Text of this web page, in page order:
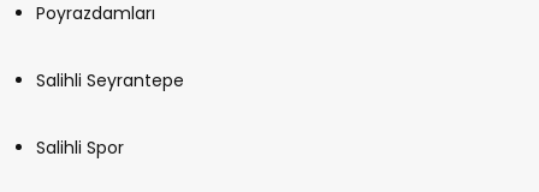
Poyrazdamları
Salihli Seyrantepe
Salihli Spor